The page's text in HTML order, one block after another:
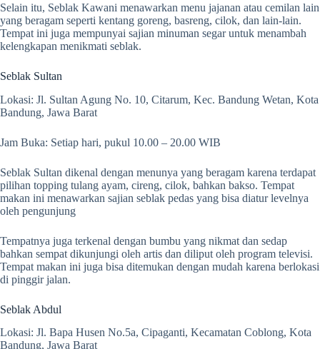
Selain itu, Seblak Kawani menawarkan menu jajanan atau cemilan lain
yang beragam seperti kentang goreng, basreng, cilok, dan lain-lain.
Tempat ini juga mempunyai sajian minuman segar untuk menambah
kelengkapan menikmati seblak.
Seblak Sultan
Lokasi: Jl. Sultan Agung No. 10, Citarum, Kec. Bandung Wetan, Kota
Bandung, Jawa Barat
Jam Buka: Setiap hari, pukul 10.00 – 20.00 WIB
Seblak Sultan dikenal dengan menunya yang beragam karena terdapat
pilihan topping tulang ayam, cireng, cilok, bahkan bakso. Tempat
makan ini menawarkan sajian seblak pedas yang bisa diatur levelnya
oleh pengunjung
Tempatnya juga terkenal dengan bumbu yang nikmat dan sedap
bahkan sempat dikunjungi oleh artis dan diliput oleh program televisi.
Tempat makan ini juga bisa ditemukan dengan mudah karena berlokasi
di pinggir jalan.
Seblak Abdul
Lokasi: Jl. Bapa Husen No.5a, Cipaganti, Kecamatan Coblong, Kota
Bandung, Jawa Barat